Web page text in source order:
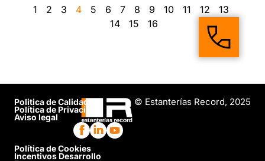
1 2 3 4 5 6 7 8 9 10 11 12
13
14
15 16
Politica de Calidad
Política de Privacidad
Aviso legal
Política de Cookies
Incentivos Desarrollo
© Estanterías Record, 2025